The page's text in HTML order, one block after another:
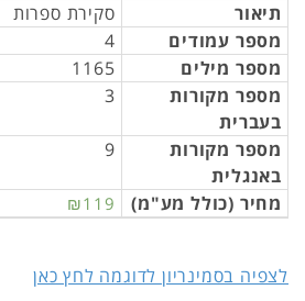
תיאור
סקירת ספרות
מספר עמודים
4
מספר מילים
1165
מספר מקורות
בעברית
3
מספר מקורות
באנגלית
9
מחיר (כולל מע"מ) ₪119
לצפיה בסמינריון לדוגמה לחץ כאן